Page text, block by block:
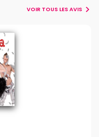
VOIR TOUS LES AVIS